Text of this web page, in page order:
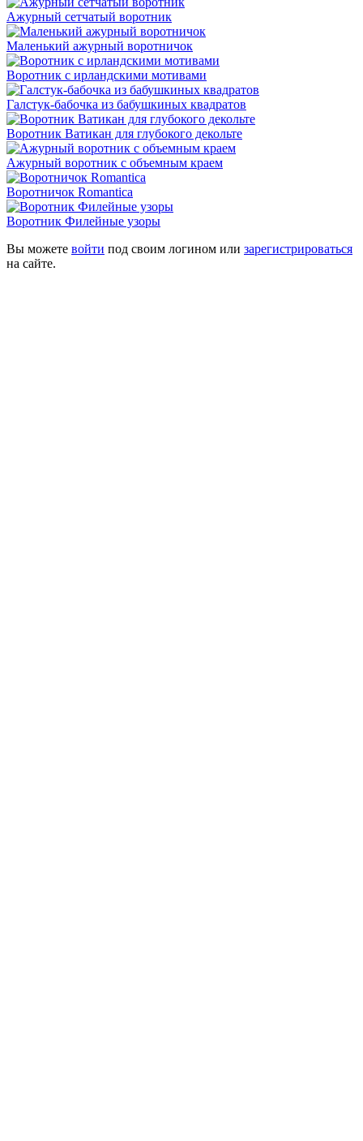
Ажурный сетчатый воротник
Маленький ажурный воротничок
Воротник с ирландскими мотивами
Галстук-бабочка из бабушкиных квадратов
Воротник Ватикан для глубокого декольте
Ажурный воротник с объемным краем
Воротничок Romantica
Воротник Филейные узоры
Вы можете войти под своим логином или зарегистрироваться
на сайте.